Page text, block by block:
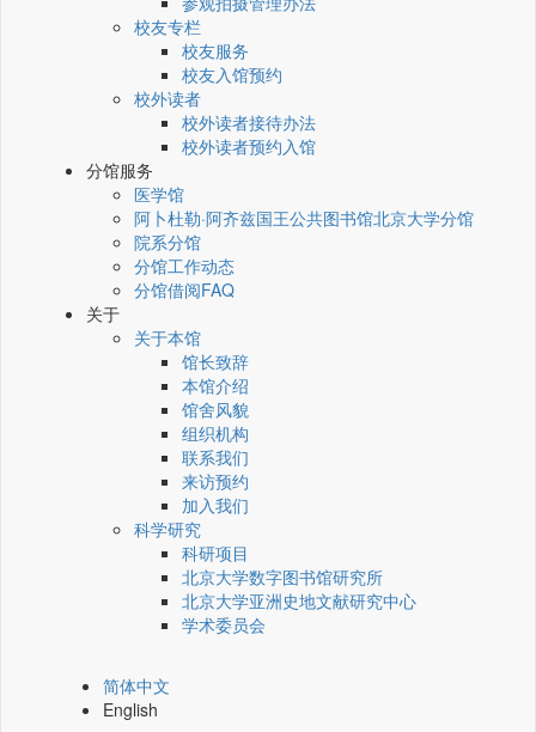
校友专栏
校友服务
校友入馆预约
校外读者
校外读者接待办法
校外读者预约入馆
分馆服务
医学馆
阿卜杜勒·阿齐兹国王公共图书馆北京大学分馆
院系分馆
分馆工作动态
分馆借阅FAQ
关于
关于本馆
馆长致辞
本馆介绍
馆舍风貌
组织机构
联系我们
来访预约
加入我们
科学研究
科研项目
北京大学数字图书馆研究所
北京大学亚洲史地文献研究中心
学术委员会
简体中文
English